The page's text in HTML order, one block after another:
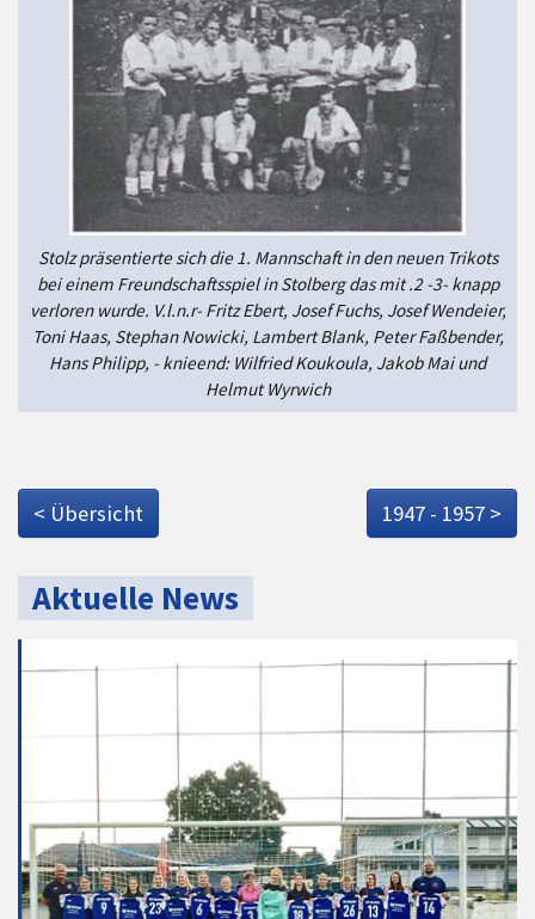
Stolz präsentierte sich die 1. Mannschaft in den neuen Trikots
bei einem Freundschaftsspiel in Stolberg das mit .2 -3- knapp
verloren wurde. V.l.n.r- Fritz Ebert, Josef Fuchs, Josef Wendeier,
Toni Haas, Stephan Nowicki, Lambert Blank, Peter Faßbender,
Hans Philipp, - knieend: Wilfried Koukoula, Jakob Mai und
Helmut Wyrwich
< Übersicht 1947 - 1957 >
Aktuelle News